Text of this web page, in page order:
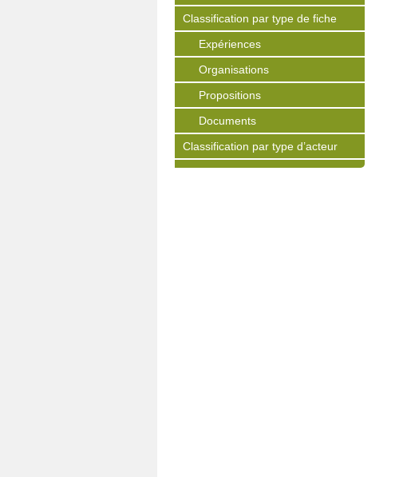
Classification par type de fiche
Expériences
Organisations
Propositions
Documents
Classification par type d’acteur